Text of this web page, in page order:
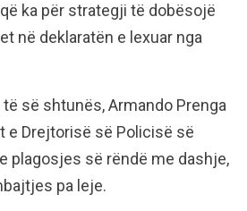
ka për strategji të dobësojë
në deklaratën e lexuar nga
së shtunës, Armando Prenga
e Drejtorisë së Policisë së
plagosjes së rëndë me dashje,
pa leje.